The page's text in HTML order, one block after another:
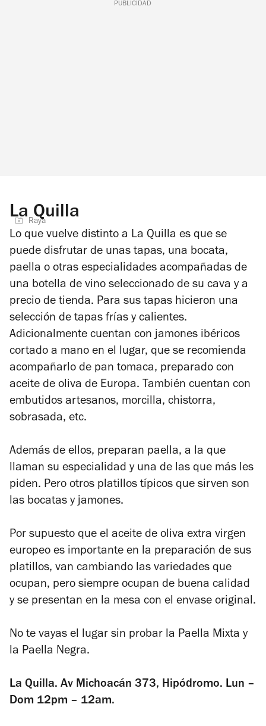
PUBLICIDAD
La Quilla
Raya
Lo que vuelve distinto a La Quilla es que se
puede disfrutar de unas tapas, una bocata,
paella o otras especialidades acompañadas de
una botella de vino seleccionado de su cava y a
precio de tienda. Para sus tapas hicieron una
selección de tapas frías y calientes.
Adicionalmente cuentan con jamones ibéricos
cortado a mano en el lugar, que se recomienda
acompañarlo de pan tomaca, preparado con
aceite de oliva de Europa. También cuentan con
embutidos artesanos, morcilla, chistorra,
sobrasada, etc.
Además de ellos, preparan paella, a la que
llaman su especialidad y una de las que más les
piden. Pero otros platillos típicos que sirven son
las bocatas y jamones.
Por supuesto que el aceite de oliva extra virgen
europeo es importante en la preparación de sus
platillos, van cambiando las variedades que
ocupan, pero siempre ocupan de buena calidad
y se presentan en la mesa con el envase original.
No te vayas el lugar sin probar la Paella Mixta y
la Paella Negra.
La Quilla. Av Michoacán 373, Hipódromo. Lun –
Dom 12pm – 12am.